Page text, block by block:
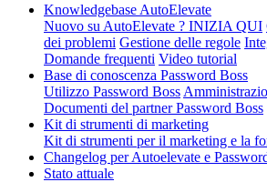
Knowledgebase AutoElevate
Nuovo su AutoElevate ? INIZIA QUI
dei problemi Gestione delle regole
Domande frequenti Video tutorial
Base di conoscenza Password Boss
Utilizzo Password Boss
Documenti del partner Password Boss
Kit di strumenti di marketing
Kit di strumenti per il marketing e la
Changelog per Autoelevate e
Stato attuale